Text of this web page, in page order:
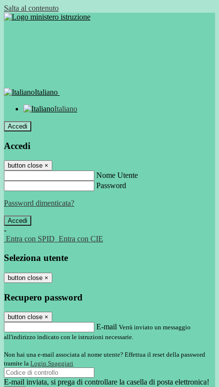
Salta al contenuto
Italiano
Italiano
Accedi
Accedi
button close ×
Nome Utente
Password
Password dimenticata?
-
Entra con SPID Entra con CIE
Seleziona utente
button close ×
Recupero password
button close ×
E-mail Verrà inviato un messaggio
all'indirizzo indicato con le istruzioni necessarie.
Non hai una e-mail associata al nome utente? Effettua il reset della password
tramite la Login Spaggiari
E-mail inviata, si prega di controllare la casella di posta elettronica!